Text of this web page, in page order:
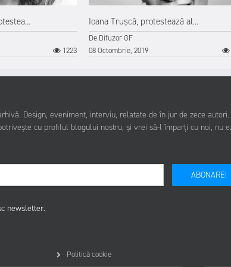
1223
Ioana Trușcă, protestează al...
De Difuzor GF
08 Octombrie, 2019
Design, eveniment, interviu, relatate de în jur de zece
cu profilul blogului nostru, și vrei să-l împarți cu noi, nu
ABONARE!
newsletter.
Politică cookie